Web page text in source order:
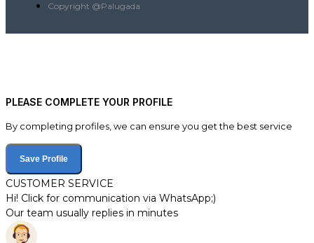
Copyright @Palugada
PLEASE COMPLETE YOUR PROFILE
By completing profiles, we can ensure you get the best service
Save Profile
CUSTOMER SERVICE
Hi! Click for communication via WhatsApp;)
Our team usually replies in minutes